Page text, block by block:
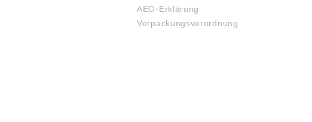
AEO-Erklärung
Verpackungsverordnung